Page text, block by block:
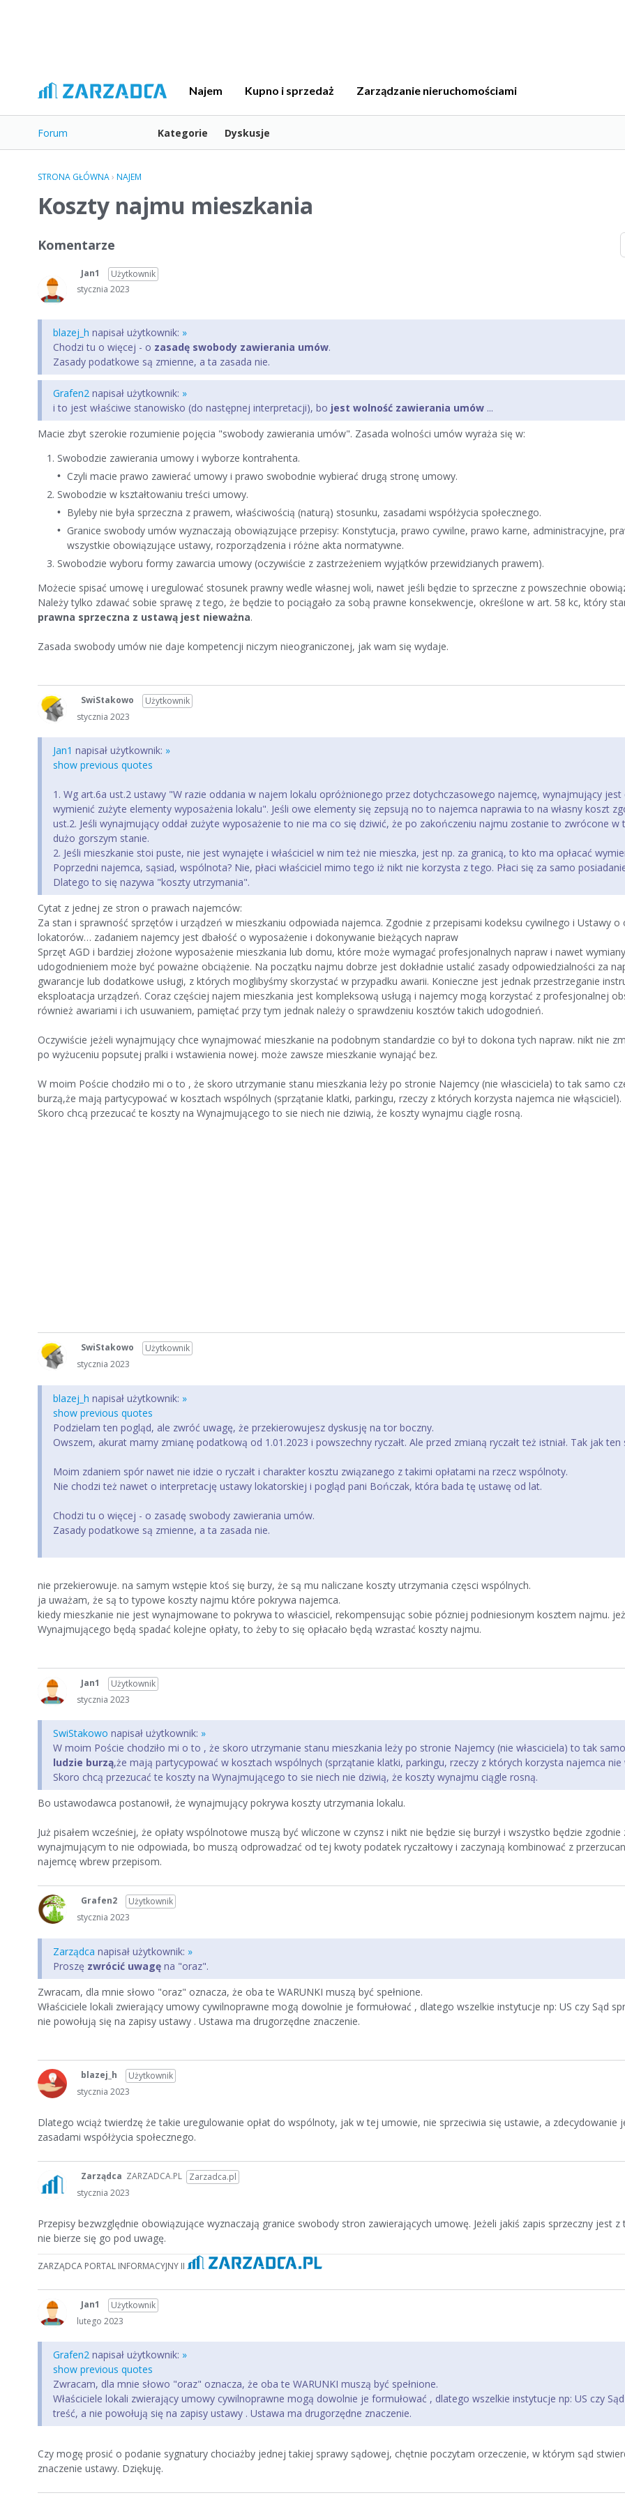
Najem Kupno i sprzedaż Zarządzanie nieruchomościami
Forum Kategorie Dyskusje
STRONA GŁÓWNA› NAJEM
Koszty najmu mieszkania
Komentarze
Jan1
Użytkownik
stycznia 2023
blazej_h napisał użytkownik: »
Chodzi tu o więcej - o zasadę swobody zawierania umów.
Zasady podatkowe są zmienne, a ta zasada nie.
Grafen2 napisał użytkownik: »
i to jest właściwe stanowisko (do następnej interpretacji), bo jest wolność zawierania umów ...
Macie zbyt szerokie rozumienie pojęcia "swobody zawierania umów". Zasada wolności umów wyraża się w:
Swobodzie zawierania umowy i wyborze kontrahenta.
Czyli macie prawo zawierać umowy i prawo swobodnie wybierać drugą stronę umowy.
Swobodzie w kształtowaniu treści umowy.
Byleby nie była sprzeczna z prawem, właściwością (naturą) stosunku, zasadami współżycia społecznego.
Granice swobody umów wyznaczają obowiązujące przepisy: Konstytucja, prawo cywilne, prawo karne, administracyjne,
wszystkie obowiązujące ustawy, rozporządzenia i różne akta normatywne.
Swobodzie wyboru formy zawarcia umowy (oczywiście z zastrzeżeniem wyjątków przewidzianych prawem).
Możecie spisać umowę i uregulować stosunek prawny wedle własnej woli, nawet jeśli będzie to sprzeczne z powszechnie
Należy tylko zdawać sobie sprawę z tego, że będzie to pociągało za sobą prawne konsekwencje, określone w art. 58 kc, który
prawna sprzeczna z ustawą jest nieważna.
Zasada swobody umów nie daje kompetencji niczym nieograniczonej, jak wam się wydaje.
SwiStakowo
Użytkownik
stycznia 2023
Jan1 napisał użytkownik: »
show previous quotes
1. Wg art.6a ust.2 ustawy "W razie oddania w najem lokalu opróżnionego przez dotychczasowego najemcę, wynajmujący
wymienić zużyte elementy wyposażenia lokalu". Jeśli owe elementy się zepsują no to najemca naprawia to na własny koszt
ust.2. Jeśli wynajmujący oddał zużyte wyposażenie to nie ma co się dziwić, że po zakończeniu najmu zostanie to zwrócone w
dużo gorszym stanie.
2. Jeśli mieszkanie stoi puste, nie jest wynajęte i właściciel w nim też nie mieszka, jest np. za granicą, to kto ma opłacać
Poprzedni najemca, sąsiad, wspólnota? Nie, płaci właściciel mimo tego iż nikt nie korzysta z tego. Płaci się za samo
Dlatego to się nazywa "koszty utrzymania".
Cytat z jednej ze stron o prawach najemców:
Za stan i sprawność sprzętów i urządzeń w mieszkaniu odpowiada najemca. Zgodnie z przepisami kodeksu cywilnego i Ustawy o
lokatorów… zadaniem najemcy jest dbałość o wyposażenie i dokonywanie bieżących napraw
Sprzęt AGD i bardziej złożone wyposażenie mieszkania lub domu, które może wymagać profesjonalnych napraw i nawet
udogodnieniem może być poważne obciążenie. Na początku najmu dobrze jest dokładnie ustalić zasady odpowiedzialności za
gwarancje lub dodatkowe usługi, z których moglibyśmy skorzystać w przypadku awarii. Konieczne jest jednak przestrzeganie
eksploatacja urządzeń. Coraz częściej najem mieszkania jest kompleksową usługą i najemcy mogą korzystać z profesjonalnej
również awariami i ich usuwaniem, pamiętać przy tym jednak należy o sprawdzeniu kosztów takich udogodnień.
Oczywiście jeżeli wynajmujący chce wynajmować mieszkanie na podobnym standardzie co był to dokona tych napraw. nikt nie
po wyżuceniu popsutej pralki i wstawienia nowej. może zawsze mieszkanie wynająć bez.
W moim Poście chodziło mi o to , że skoro utrzymanie stanu mieszkania leży po stronie Najemcy (nie własciciela) to tak samo
burzą,że mają partycypować w kosztach wspólnych (sprzątanie klatki, parkingu, rzeczy z których korzysta najemca nie włąsciciel).
Skoro chcą przezucać te koszty na Wynajmującego to sie niech nie dziwią, że koszty wynajmu ciągle rosną.
SwiStakowo
Użytkownik
stycznia 2023
blazej_h napisał użytkownik: »
show previous quotes
Podzielam ten pogląd, ale zwróć uwagę, że przekierowujesz dyskusję na tor boczny.
Owszem, akurat mamy zmianę podatkową od 1.01.2023 i powszechny ryczałt. Ale przed zmianą ryczałt też istniał. Tak jak ten
Moim zdaniem spór nawet nie idzie o ryczałt i charakter kosztu związanego z takimi opłatami na rzecz wspólnoty.
Nie chodzi też nawet o interpretację ustawy lokatorskiej i pogląd pani Bończak, która bada tę ustawę od lat.
Chodzi tu o więcej - o zasadę swobody zawierania umów.
Zasady podatkowe są zmienne, a ta zasada nie.
nie przekierowuje. na samym wstępie ktoś się burzy, że są mu naliczane koszty utrzymania częsci wspólnych.
ja uważam, że są to typowe koszty najmu które pokrywa najemca.
kiedy mieszkanie nie jest wynajmowane to pokrywa to własciciel, rekompensując sobie pózniej podniesionym kosztem najmu.
Wynajmującego będą spadać kolejne opłaty, to żeby to się opłacało będą wzrastać koszty najmu.
Jan1
Użytkownik
stycznia 2023
SwiStakowo napisał użytkownik: »
W moim Poście chodziło mi o to , że skoro utrzymanie stanu mieszkania leży po stronie Najemcy (nie własciciela) to tak samo
ludzie burzą,że mają partycypować w kosztach wspólnych (sprzątanie klatki, parkingu, rzeczy z których korzysta najemca nie
Skoro chcą przezucać te koszty na Wynajmującego to sie niech nie dziwią, że koszty wynajmu ciągle rosną.
Bo ustawodawca postanowił, że wynajmujący pokrywa koszty utrzymania lokalu.
Już pisałem wcześniej, że opłaty wspólnotowe muszą być wliczone w czynsz i nikt nie będzie się burzył i wszystko będzie
wynajmującym to nie odpowiada, bo muszą odprowadzać od tej kwoty podatek ryczałtowy i zaczynają kombinować z
najemcę wbrew przepisom.
Grafen2
Użytkownik
stycznia 2023
Zarządca napisał użytkownik: »
Proszę zwrócić uwagę na "oraz".
Zwracam, dla mnie słowo "oraz" oznacza, że oba te WARUNKI muszą być spełnione.
Właściciele lokali zwierający umowy cywilnoprawne mogą dowolnie je formułować , dlatego wszelkie instytucje np: US czy Sąd
nie powołują się na zapisy ustawy . Ustawa ma drugorzędne znaczenie.
blazej_h
Użytkownik
stycznia 2023
Dlatego wciąż twierdzę że takie uregulowanie opłat do wspólnoty, jak w tej umowie, nie sprzeciwia się ustawie, a zdecydowanie
zasadami współżycia społecznego.
Zarządca Zarzadca.pl
ZARZADCA.PL
stycznia 2023
Przepisy bezwzględnie obowiązujące wyznaczają granice swobody stron zawierających umowę. Jeżeli jakiś zapis sprzeczny jest
nie bierze się go pod uwagę.
ZARZĄDCA PORTAL INFORMACYJNY II
Jan1
Użytkownik
lutego 2023
Grafen2 napisał użytkownik: »
show previous quotes
Zwracam, dla mnie słowo "oraz" oznacza, że oba te WARUNKI muszą być spełnione.
Właściciele lokali zwierający umowy cywilnoprawne mogą dowolnie je formułować , dlatego wszelkie instytucje np: US czy
treść, a nie powołują się na zapisy ustawy . Ustawa ma drugorzędne znaczenie.
Czy mogę prosić o podanie sygnatury chociażby jednej takiej sprawy sądowej, chętnie poczytam orzeczenie, w którym sąd
znaczenie ustawy. Dziękuję.